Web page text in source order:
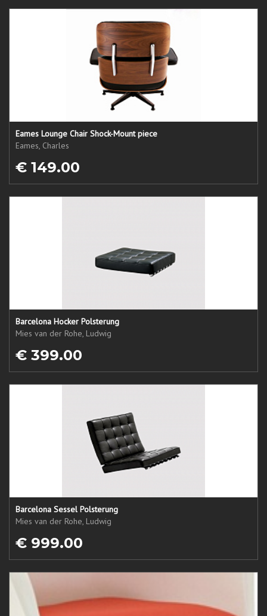
Eames Lounge Chair Shock-Mount piece
Eames, Charles
€ 149.00
Barcelona Hocker Polsterung
Mies van der Rohe, Ludwig
€ 399.00
Barcelona Sessel Polsterung
Mies van der Rohe, Ludwig
€ 999.00